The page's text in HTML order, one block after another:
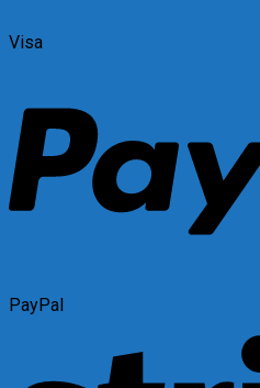
Visa
PayPal